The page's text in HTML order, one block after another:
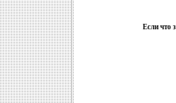
Если что